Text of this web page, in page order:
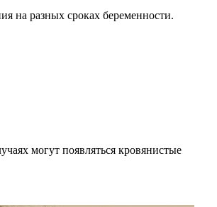
на разных сроках беременности.
могут появляться кровянистые